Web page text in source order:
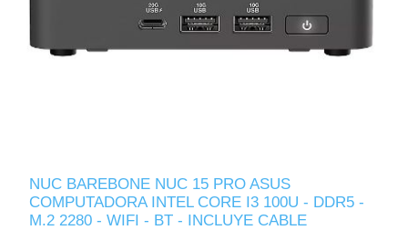
NUC BAREBONE NUC 15 PRO ASUS
COMPUTADORA INTEL CORE I3 100U - DDR5 -
M.2 2280 - WIFI - BT - INCLUYE CABLE